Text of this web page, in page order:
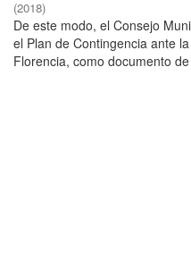
(2018)
De este modo, el Consejo
el Plan de Contingencia ante
Florencia, como documento